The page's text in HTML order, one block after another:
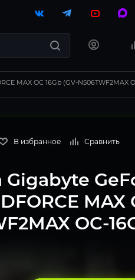
MAX OC 16Gb (GV-N506TWF2MAX
В избранное Сравнить
MAX
OC-